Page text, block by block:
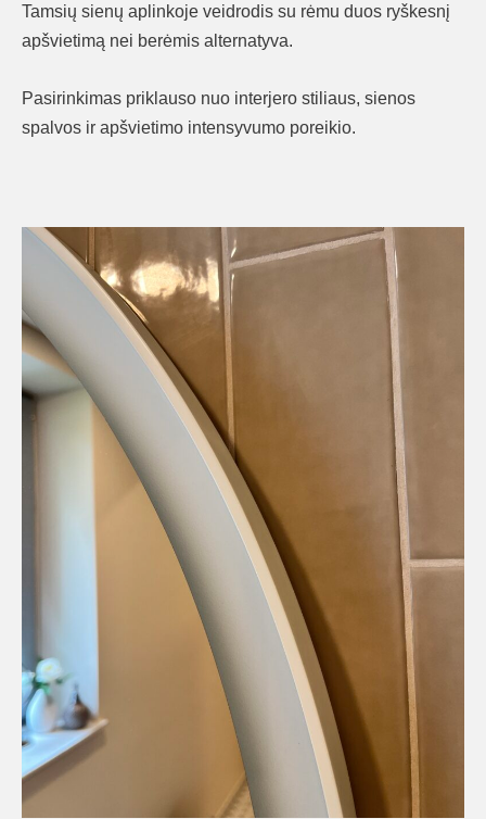
Tamsių sienų aplinkoje veidrodis su rėmu duos ryškesnį
apšvietimą nei berėmis alternatyva.
Pasirinkimas priklauso nuo interjero stiliaus, sienos
spalvos ir apšvietimo intensyvumo poreikio.